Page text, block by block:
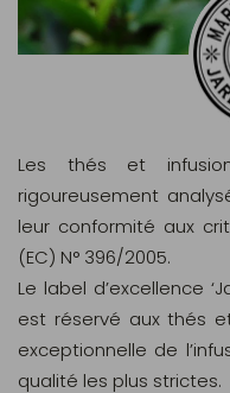
Les thés et
rigoureusement
leur conformité aux
(EC) N° 396/2005.
Le label d’excellence
est réservé aux thés
exceptionnelle de
qualité les plus strictes.